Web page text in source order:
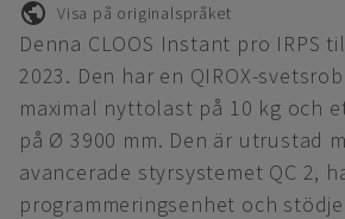
Visa på originalspråket
Denna CLOOS Instant pro IRPS
2023. Den har en QIROX-
maximal nyttolast på 10 kg och
på Ø 3900 mm. Den är utrustad
avancerade styrsystemet QC 2,
programmeringsenhet och